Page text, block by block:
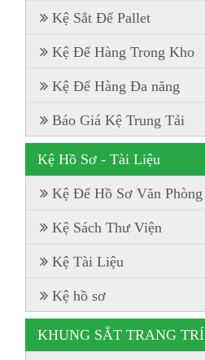
Kệ Sắt Để Pallet
Kệ Để Hàng Trong Kho
Kệ Để Hàng Đa năng
Báo Giá Kệ Trung Tải
Kệ Hồ Sơ - Tài Liệu
Kệ Để Hồ Sơ Văn Phòng
Kệ Sách Thư Viện
Kệ Tài Liệu
Kệ hồ sơ
KHUNG SẮT TRANG TRÍ